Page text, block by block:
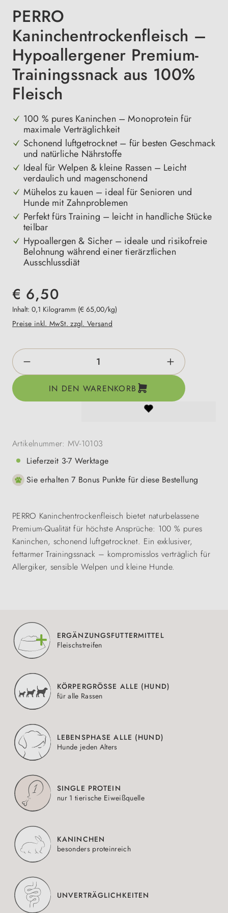
PERRO
Kaninchentrockenfleisch –
Hypoallergener Premium-
Trainingssnack aus 100%
Fleisch
100 % pures Kaninchen – Monoprotein für
maximale Verträglichkeit
Schonend luftgetrocknet – für besten Geschmack
und natürliche Nährstoffe
Ideal für Welpen & kleine Rassen – Leicht
verdaulich und magenschonend
Mühelos zu kauen – ideal für Senioren und
Hunde mit Zahnproblemen
Perfekt fürs Training – leicht in handliche Stücke
teilbar
Hypoallergen & Sicher – ideale und risikofreie
Belohnung während einer tierärztlichen
Ausschlussdiät
€ 6,50
Inhalt: 0,1 Kilogramm (€ 65,00/kg)
Preise inkl. MwSt. zzgl. Versand
Produkt Anzahl: Gib den gewünschten
IN DEN WARENKORB
Artikelnummer: MV-10103
Lieferzeit 3-7 Werktage
Sie erhalten 7 Bonus Punkte für diese Bestellung
PERRO Kaninchentrockenfleisch bietet naturbelassene
Premium-Qualität für höchste Ansprüche: 100 % pures
Kaninchen, schonend luftgetrocknet. Ein exklusiver,
fettarmer Trainingssnack – kompromisslos verträglich für
Allergiker, sensible Welpen und kleine Hunde.
ERGÄNZUNGSFUTTERMITTEL
Fleischstreifen
KÖRPERGRÖSSE ALLE (HUND)
für alle Rassen
LEBENSPHASE ALLE (HUND)
Hunde jeden Alters
SINGLE PROTEIN
nur 1 tierische Eiweißquelle
KANINCHEN
besonders proteinreich
UNVERTRÄGLICHKEITEN